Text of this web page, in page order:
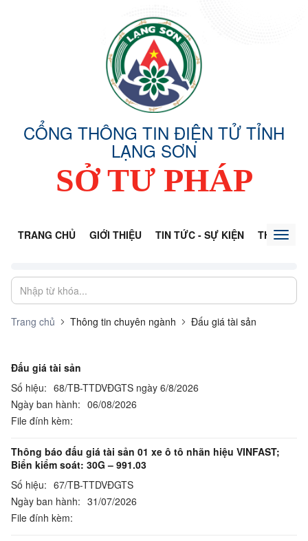
CỔNG THÔNG TIN ĐIỆN TỬ TỈNH
LẠNG SƠN
SỞ TƯ PHÁP
TRANG CHỦ GIỚI THIỆU TIN TỨC - SỰ KIỆN THÔNG
Trang chủ Thông tin chuyên ngành Đấu giá tài sản
Đấu giá tài sản
Số hiệu: 68/TB-TTDVĐGTS ngày 6/8/2026
Ngày ban hành: 06/08/2026
File đính kèm:
Thông báo đấu giá tài sản 01 xe ô tô nhãn hiệu VINFAST;
Biển kiểm soát: 30G – 991.03
Số hiệu: 67/TB-TTDVĐGTS
Ngày ban hành: 31/07/2026
File đính kèm: